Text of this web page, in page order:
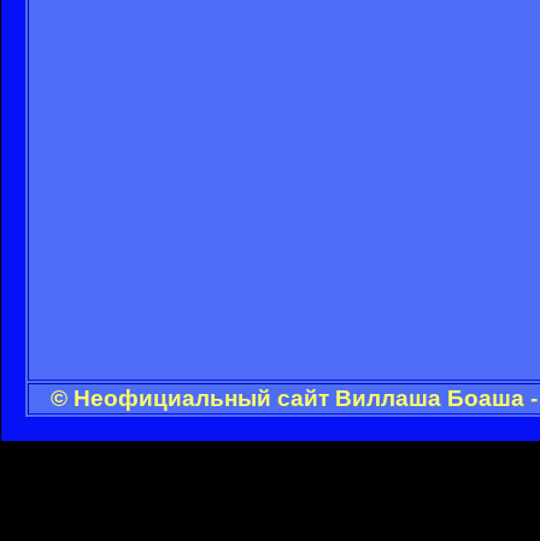
© Неофициальный сайт Виллаша Боаша -